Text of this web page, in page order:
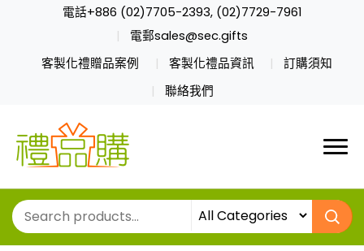
電話+886 (02)7705-2393, (02)7729-7961
電郵sales@sec.gifts
客製化禮贈品案例
客製化禮品資訊
訂購須知
聯絡我們